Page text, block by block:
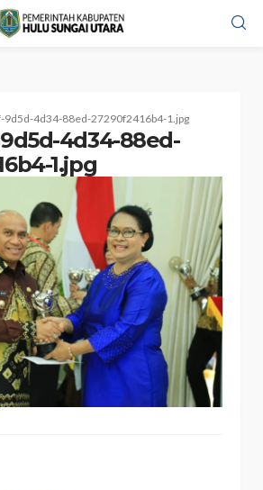
9d5d-4d34-88ed-27290f2416b4-1.jpg
4d34-88ed-
1.jpg